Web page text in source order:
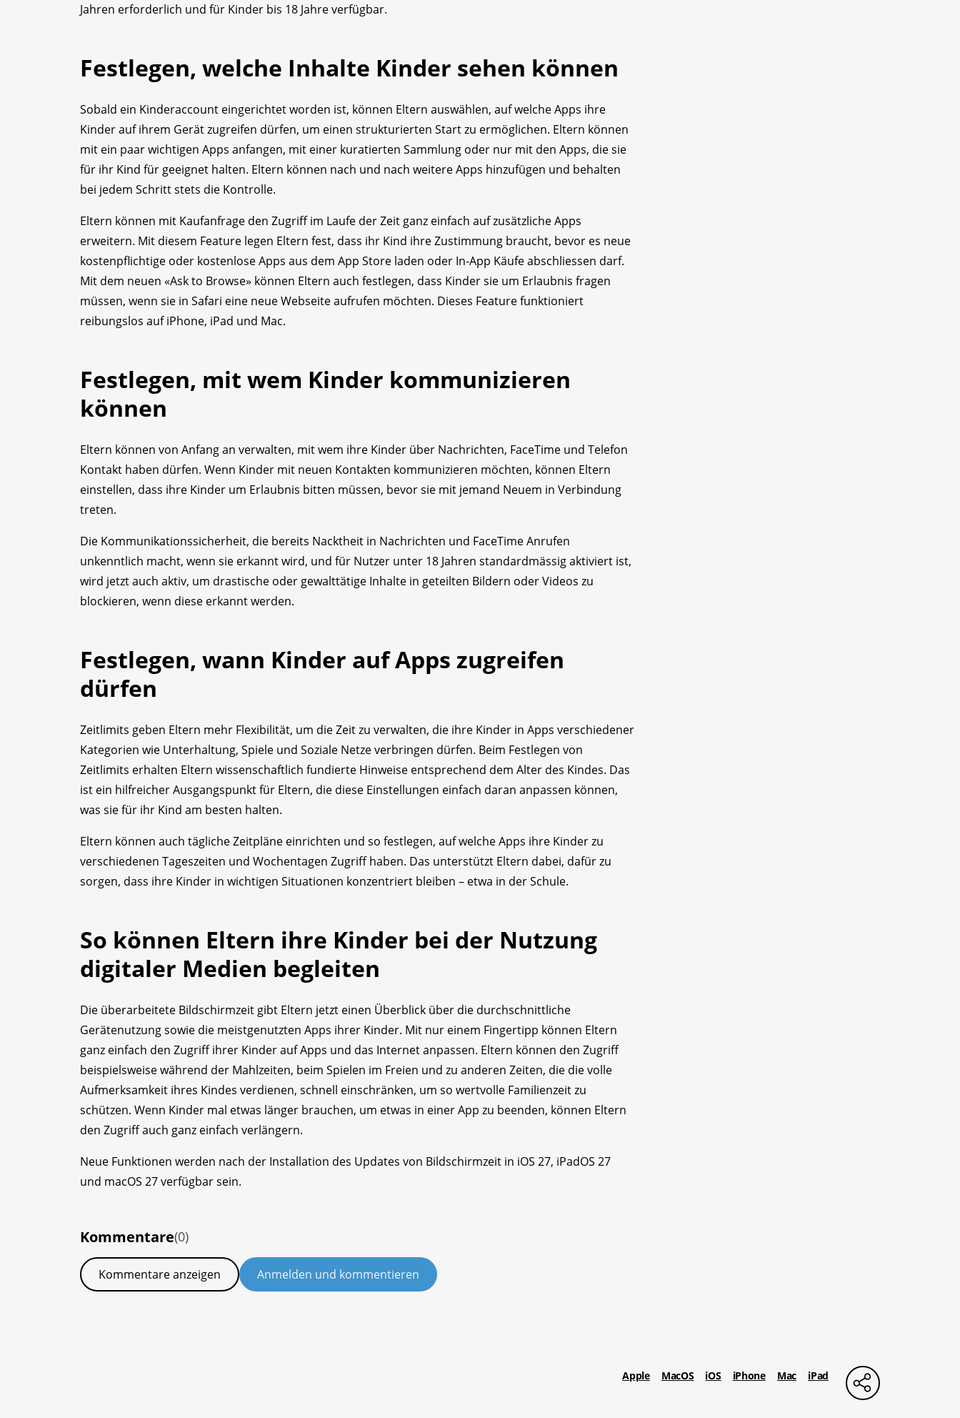
Jahren erforderlich und für Kinder bis 18 Jahre verfügbar.
Festlegen, welche Inhalte Kinder sehen können
Sobald ein Kinderaccount eingerichtet worden ist, können Eltern auswählen, auf welche Apps ihre
Kinder auf ihrem Gerät zugreifen dürfen, um einen strukturierten Start zu ermöglichen. Eltern können
mit ein paar wichtigen Apps anfangen, mit einer kuratierten Sammlung oder nur mit den Apps, die sie
für ihr Kind für geeignet halten. Eltern können nach und nach weitere Apps hinzufügen und behalten
bei jedem Schritt stets die Kontrolle.
Eltern können mit Kaufanfrage den Zugriff im Laufe der Zeit ganz einfach auf zusätzliche Apps
erweitern. Mit diesem Feature legen Eltern fest, dass ihr Kind ihre Zustimmung braucht, bevor es neue
kostenpflichtige oder kostenlose Apps aus dem App Store laden oder In-App Käufe abschliessen darf.
Mit dem neuen «Ask to Browse» können Eltern auch festlegen, dass Kinder sie um Erlaubnis fragen
müssen, wenn sie in Safari eine neue Webseite aufrufen möchten. Dieses Feature funktioniert
reibungslos auf iPhone, iPad und Mac.
Festlegen, mit wem Kinder kommunizieren
können
Eltern können von Anfang an verwalten, mit wem ihre Kinder über Nachrichten, FaceTime und Telefon
Kontakt haben dürfen. Wenn Kinder mit neuen Kontakten kommunizieren möchten, können Eltern
einstellen, dass ihre Kinder um Erlaubnis bitten müssen, bevor sie mit jemand Neuem in Verbindung
treten.
Die Kommunikationssicherheit, die bereits Nacktheit in Nachrichten und FaceTime Anrufen
unkenntlich macht, wenn sie erkannt wird, und für Nutzer unter 18 Jahren standardmässig aktiviert ist,
wird jetzt auch aktiv, um drastische oder gewalttätige Inhalte in geteilten Bildern oder Videos zu
blockieren, wenn diese erkannt werden.
Festlegen, wann Kinder auf Apps zugreifen
dürfen
Zeitlimits geben Eltern mehr Flexibilität, um die Zeit zu verwalten, die ihre Kinder in Apps verschiedener
Kategorien wie Unterhaltung, Spiele und Soziale Netze verbringen dürfen. Beim Festlegen von
Zeitlimits erhalten Eltern wissenschaftlich fundierte Hinweise entsprechend dem Alter des Kindes. Das
ist ein hilfreicher Ausgangspunkt für Eltern, die diese Einstellungen einfach daran anpassen können,
was sie für ihr Kind am besten halten.
Eltern können auch tägliche Zeitpläne einrichten und so festlegen, auf welche Apps ihre Kinder zu
verschiedenen Tageszeiten und Wochentagen Zugriff haben. Das unterstützt Eltern dabei, dafür zu
sorgen, dass ihre Kinder in wichtigen Situationen konzentriert bleiben – etwa in der Schule.
So können Eltern ihre Kinder bei der Nutzung
digitaler Medien begleiten
Die überarbeitete Bildschirmzeit gibt Eltern jetzt einen Überblick über die durchschnittliche
Gerätenutzung sowie die meistgenutzten Apps ihrer Kinder. Mit nur einem Fingertipp können Eltern
ganz einfach den Zugriff ihrer Kinder auf Apps und das Internet anpassen. Eltern können den Zugriff
beispielsweise während der Mahlzeiten, beim Spielen im Freien und zu anderen Zeiten, die die volle
Aufmerksamkeit ihres Kindes verdienen, schnell einschränken, um so wertvolle Familienzeit zu
schützen. Wenn Kinder mal etwas länger brauchen, um etwas in einer App zu beenden, können Eltern
den Zugriff auch ganz einfach verlängern.
Neue Funktionen werden nach der Installation des Updates von Bildschirmzeit in iOS 27, iPadOS 27
und macOS 27 verfügbar sein.
Kommentare(0)
Kommentare anzeigen Anmelden und kommentieren
Apple MacOS iOS iPhone Mac iPad